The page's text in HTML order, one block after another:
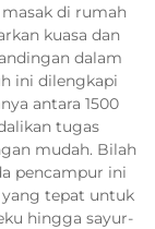
di rumah
kuasa dan
dalam
ini dilengkapi
antara 1500
tugas
mudah. Bilah
pencampur ini
tepat untuk
hingga sayur-